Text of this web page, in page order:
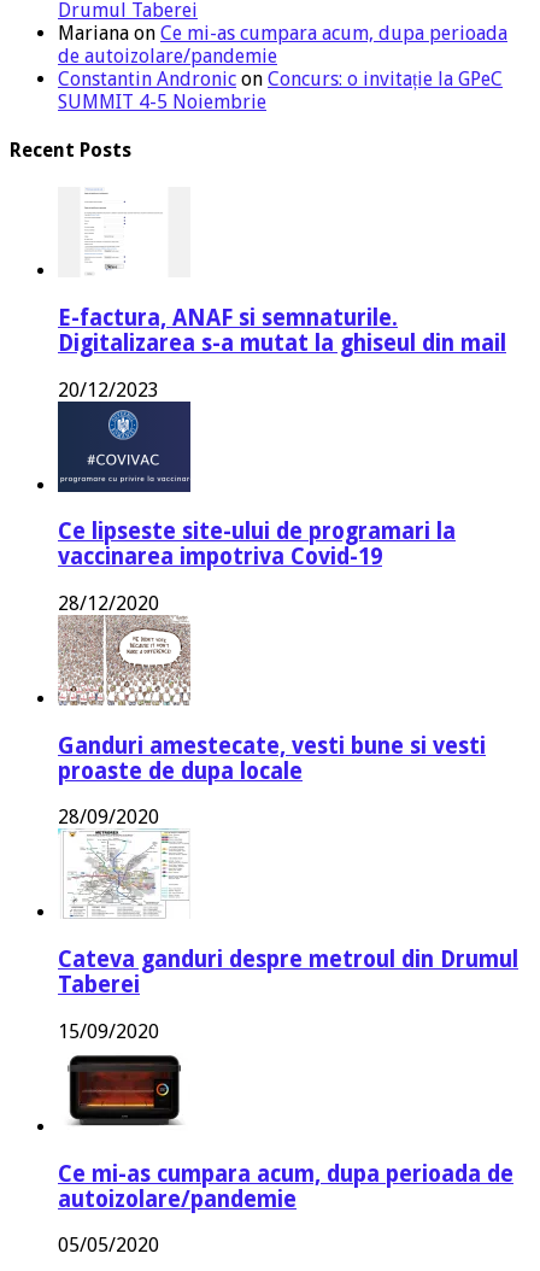
Drumul Taberei
Mariana on Ce mi-as cumpara acum, dupa perioada
de autoizolare/pandemie
Constantin Andronic on Concurs: o invitație la GPeC
SUMMIT 4-5 Noiembrie
Recent Posts
E-factura, ANAF si semnaturile.
Digitalizarea s-a mutat la ghiseul din mail
20/12/2023
Ce lipseste site-ului de programari la
vaccinarea impotriva Covid-19
28/12/2020
Ganduri amestecate, vesti bune si vesti
proaste de dupa locale
28/09/2020
Cateva ganduri despre metroul din Drumul
Taberei
15/09/2020
Ce mi-as cumpara acum, dupa perioada de
autoizolare/pandemie
05/05/2020